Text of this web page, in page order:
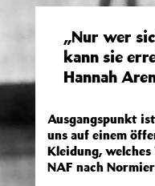
„Nur wer
kann sie
Hannah
Ausgangspunkt
uns auf einem
Kleidung,
NAF nach